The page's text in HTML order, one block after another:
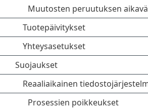
Muutosten peruutuksen
Tuotepäivitykset
Yhteysasetukset
Suojaukset
Reaaliaikainen
Prosessien poikkeukset